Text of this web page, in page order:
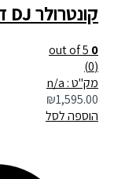
קונטרולר DJ די ג’י Pioneer DDJ-FLX4
0
out of 5
מק"ט : n/a
₪1,595.00
הוספה לסל